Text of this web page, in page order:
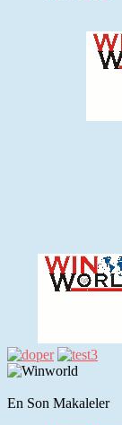
En Son Makaleler